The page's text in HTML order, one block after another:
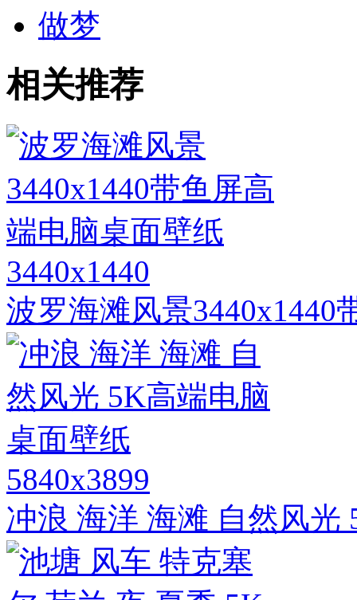
做梦
相关推荐
3440x1440
波罗海滩风景3440x1440
5840x3899
冲浪 海洋 海滩 自然风光